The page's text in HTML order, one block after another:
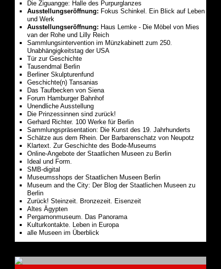
Die Ziguangge: Halle des Purpurglanzes
Ausstellungseröffnung: Fokus Schinkel. Ein Blick auf Leben
und Werk
Ausstellungseröffnung: Haus Lemke - Die Möbel von Mies
van der Rohe und Lilly Reich
Sammlungsintervention im Münzkabinett zum 250.
Unabhängigkeitstag der USA
Tür zur Geschichte
Tausendmal Berlin
Berliner Skulpturenfund
Geschichte(n) Tansanias
Das Taufbecken von Siena
Forum Hamburger Bahnhof
Unendliche Ausstellung
Die Prinzessinnen sind zurück!
Gerhard Richter. 100 Werke für Berlin
Sammlungspräsentation: Die Kunst des 19. Jahrhunderts
Schätze aus dem Rhein. Der Barbarenschatz von Neupotz
Klartext. Zur Geschichte des Bode-Museums
Online-Angebote der Staatlichen Museen zu Berlin
Ideal und Form.
SMB-digital
Museumsshops der Staatlichen Museen Berlin
Museum and the City: Der Blog der Staatlichen Museen zu
Berlin
Zurück! Steinzeit. Bronzezeit. Eisenzeit
Altes Ägypten
Pergamonmuseum. Das Panorama
Kulturkontakte. Leben in Europa
alle Museen im Überblick